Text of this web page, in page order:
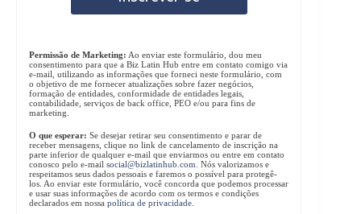
Permissão de Marketing: Ao enviar este formulário, dou meu
consentimento para que a Biz Latin Hub entre em contato comigo via
e-mail, utilizando as informações que forneci neste formulário, com
o objetivo de me fornecer atualizações sobre fazer negócios,
formação de entidades, conformidade de entidades legais,
contabilidade, serviços de back office, PEO e/ou para fins de
marketing.
O que esperar: Se desejar retirar seu consentimento e parar de
receber mensagens, clique no link de cancelamento de inscrição na
parte inferior de qualquer e-mail que enviarmos ou entre em contato
conosco pelo e-mail social@bizlatinhub.com. Nós valorizamos e
respeitamos seus dados pessoais e faremos o possível para protegê-
los. Ao enviar este formulário, você concorda que podemos processar
e usar suas informações de acordo com os termos e condições
declarados em nossa política de privacidade.